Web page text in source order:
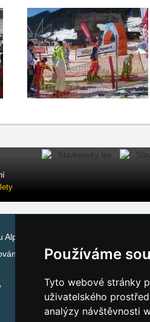
Používáme
Tyto webové stránky
uživatelského
analýzy návštěvnosti
Alpy - Rakousko